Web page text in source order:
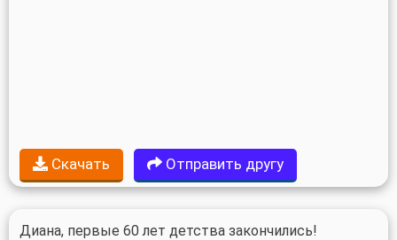
Скачать Отправить другу
Диана, первые 60 лет детства закончились!